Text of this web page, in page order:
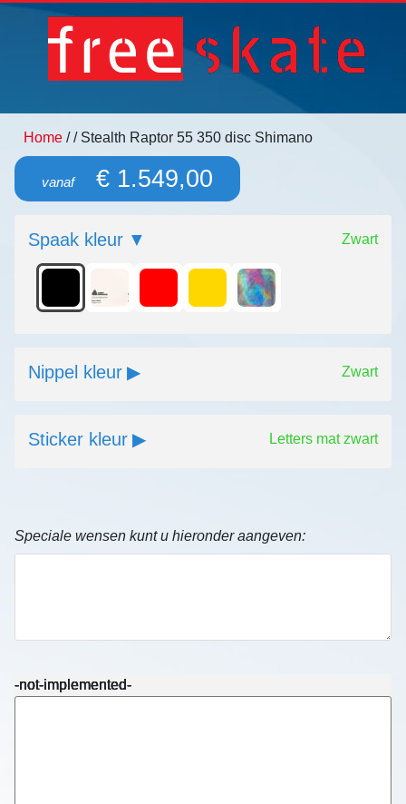
Home // Stealth Raptor 55 350 disc Shimano
vanaf€ 1.549,00
Spaak kleur Zwart
Nippel kleur Zwart
Sticker kleur Letters mat zwart
Speciale wensen kunt u hieronder aangeven:
-not-implemented-
-not-implemented-
-not-implemented-
-not-implemented-